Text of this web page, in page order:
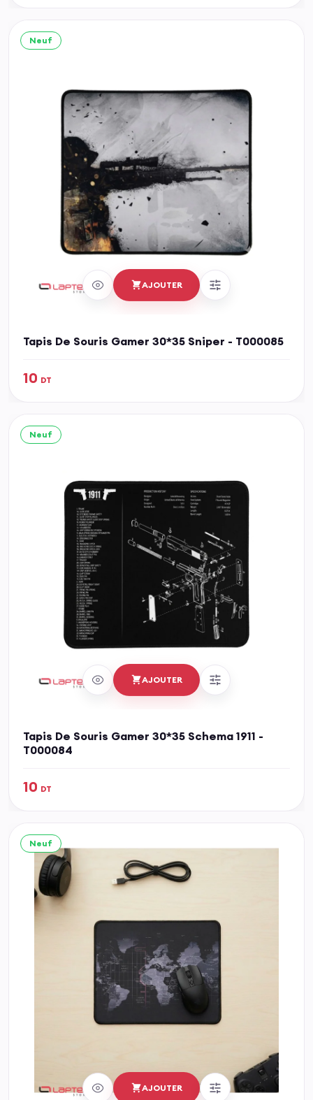
Neuf
AJOUTER
Tapis De Souris Gamer 30*35 Sniper - T000085
10 DT
Neuf
AJOUTER
Tapis De Souris Gamer 30*35 Schema 1911 -
T000084
10 DT
Neuf
AJOUTER